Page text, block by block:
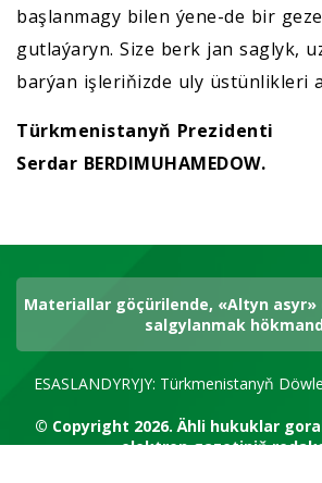
başlanmagy bilen ýene-de bir
gutlaýaryn. Size berk jan saglyk,
barýan işleriňizde uly üstünlikleri
Türkmenistanyň Prezidenti
Serdar BERDIMUHAMEDOW.
Materiallar göçürilende, «Altyn
salgylanmak
ESASLANDYRYJY: Türkmenistanyň
© Copyright 2026.Ähli hukuklar
elektron gazetiniň